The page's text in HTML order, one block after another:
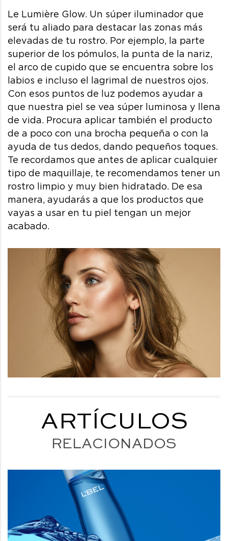
Le Lumière Glow. Un súper iluminador que
será tu aliado para destacar las zonas más
elevadas de tu rostro. Por ejemplo, la parte
superior de los pómulos, la punta de la nariz,
el arco de cupido que se encuentra sobre los
labios e incluso el lagrimal de nuestros ojos.
Con esos puntos de luz podemos ayudar a
que nuestra piel se vea súper luminosa y llena
de vida. Procura aplicar también el producto
de a poco con una brocha pequeña o con la
ayuda de tus dedos, dando pequeños toques.
Te recordamos que antes de aplicar cualquier
tipo de maquillaje, te recomendamos tener un
rostro limpio y muy bien hidratado. De esa
manera, ayudarás a que los productos que
vayas a usar en tu piel tengan un mejor
acabado.
ARTÍCULOS
RELACIONADOS